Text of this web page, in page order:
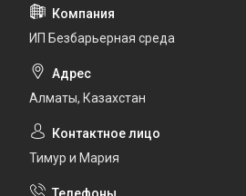
ИП Безбарьерная среда
Алматы, Казахстан
Тимур и Мария